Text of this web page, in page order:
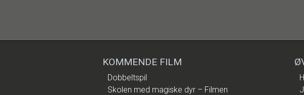
KOMMENDE FILM
Dobbeltspil
Skolen med magiske dyr – Filmen